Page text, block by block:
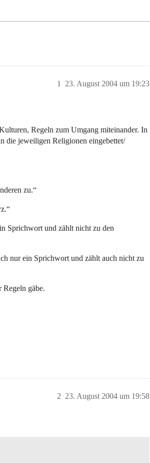
23. August 2004 um 19:23
1
Regeln zum Umgang miteinander. In
die jeweiligen Religionen eingebettet/
zu.“
Sprichwort und zählt nicht zu den
nur ein Sprichwort und zählt auch nicht zu
Regeln gäbe.
23. August 2004 um 19:58
2